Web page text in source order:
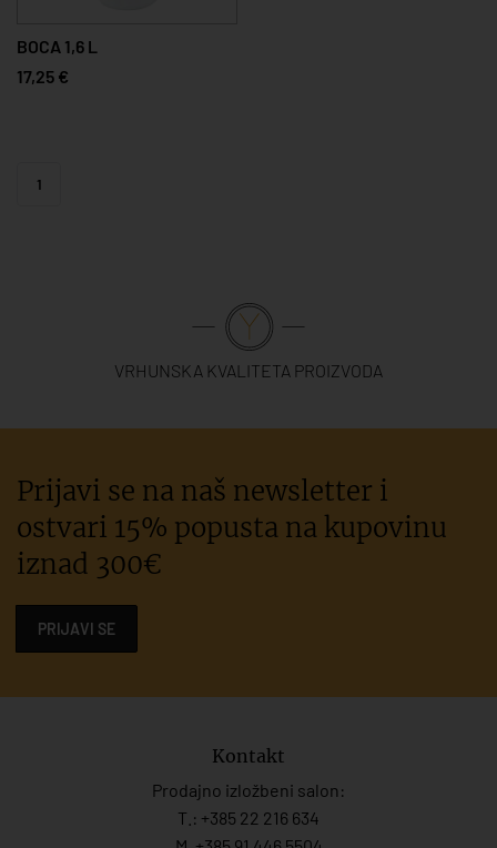
BOCA 1,6 L
17,25 €
1
VRHUNSKA KVALITETA PROIZVODA
Prijavi se na naš newsletter i
ostvari 15% popusta na kupovinu
iznad 300€
PRIJAVI SE
Kontakt
Prodajno izložbeni salon:
T.: +385 22 216 634